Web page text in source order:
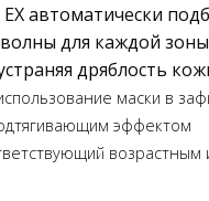
автоматически
для каждой
дряблость
маски в
эффектом
возрастным